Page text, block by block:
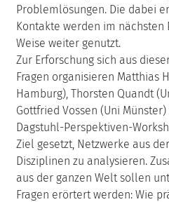
Problemlösungen. Die dabei
Kontakte werden im
Weise weiter genutzt.
Zur Erforschung sich aus
Fragen organisieren Matthias
Hamburg), Thorsten Quandt
Gottfried Vossen (Uni
Dagstuhl-Perspektiven-
Ziel gesetzt, Netzwerke aus
Disziplinen zu analysieren.
aus der ganzen Welt sollen
Fragen erörtert werden: Wie